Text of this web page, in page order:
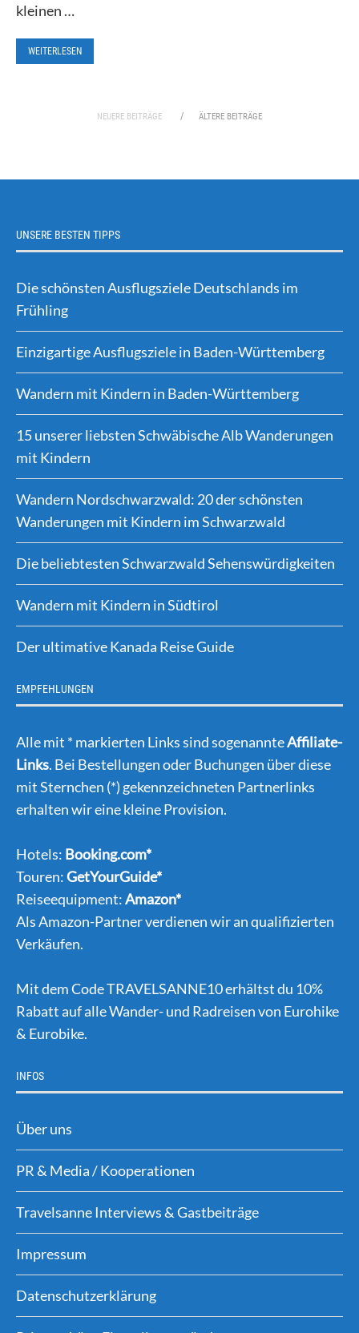
kleinen …
WEITERLESEN
NEUERE BEITRÄGE ÄLTERE BEITRÄGE
UNSERE BESTEN TIPPS
Die schönsten Ausflugsziele Deutschlands im
Frühling
Einzigartige Ausflugsziele in Baden-Württemberg
Wandern mit Kindern in Baden-Württemberg
15 unserer liebsten Schwäbische Alb Wanderungen
mit Kindern
Wandern Nordschwarzwald: 20 der schönsten
Wanderungen mit Kindern im Schwarzwald
Die beliebtesten Schwarzwald Sehenswürdigkeiten
Wandern mit Kindern in Südtirol
Der ultimative Kanada Reise Guide
EMPFEHLUNGEN
Alle mit * markierten Links sind sogenannteAffiliate-
Links. Bei Bestellungen oder Buchungen über diese
mit Sternchen (*) gekennzeichneten Partnerlinks
erhalten wir eine kleine Provision.
Hotels: Booking.com*
Touren:GetYourGuide*
Reiseequipment:Amazon*
Als Amazon-Partner verdienen wir an qualifizierten
Verkäufen.
Mit dem Code TRAVELSANNE10 erhältst du 10%
Rabatt auf alle Wander- und Radreisen von Eurohike
& Eurobike.
INFOS
Über uns
PR & Media / Kooperationen
Travelsanne Interviews & Gastbeiträge
Impressum
Datenschutzerklärung